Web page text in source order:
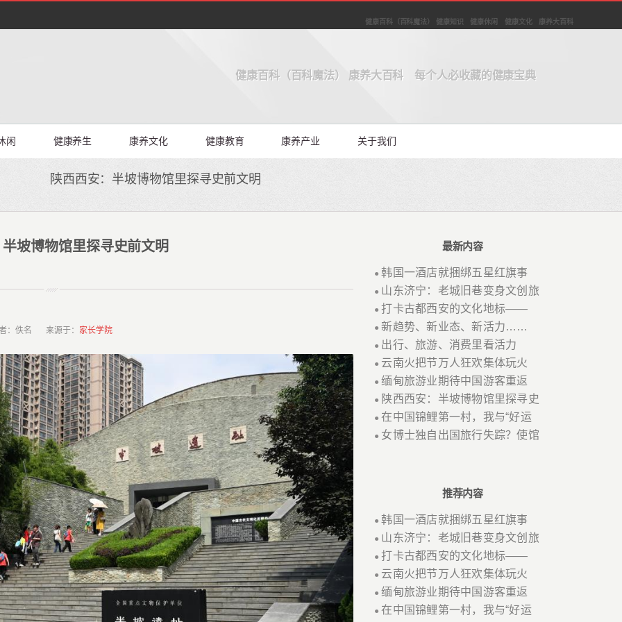
健康百科（百科魔法） 健康知识 健康休闲 健康文化 康养大百科
健康百科（百科魔法） 康养大百科 每个人必收藏的健康宝典
闲 健康养生 康养文化 健康教育 康养产业 关于我们
陕西西安：半坡博物馆里探寻史前文明
坡博物馆里探寻史前文明
：佚名 来源于： 家长学院
最新内容
●韩国一酒店就捆绑五星红旗事
● 山东济宁：老城旧巷变身文创旅
● 打卡古都西安的文化地标——
●新趋势、新业态、新活力……
● 出行、旅游、消费里看活力
● 云南火把节万人狂欢集体玩火
●缅甸旅游业期待中国游客重返
● 陕西西安：半坡博物馆里探寻史
●在中国锦鲤第一村，我与“好运
● 女博士独自出国旅行失踪？使馆
推荐内容
●韩国一酒店就捆绑五星红旗事
● 山东济宁：老城旧巷变身文创旅
● 打卡古都西安的文化地标——
● 云南火把节万人狂欢集体玩火
●缅甸旅游业期待中国游客重返
●在中国锦鲤第一村，我与“好运